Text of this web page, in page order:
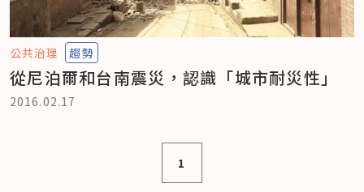
公共治理 趨勢
從尼泊爾和台南震災，認識「城市耐災性」
2016.02.17
1